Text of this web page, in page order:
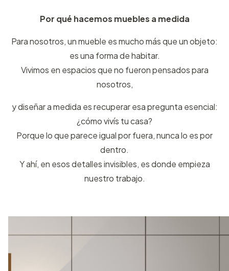
Por qué hacemos muebles a medida
Para nosotros, un mueble es mucho más que un objeto:
es una forma de habitar.
Vivimos en espacios que no fueron pensados para
nosotros,
y diseñar a medida es recuperar esa pregunta esencial:
¿cómo vivís tu casa?
Porque lo que parece igual por fuera, nunca lo es por
dentro.
Y ahí, en esos detalles invisibles, es donde empieza
nuestro trabajo.